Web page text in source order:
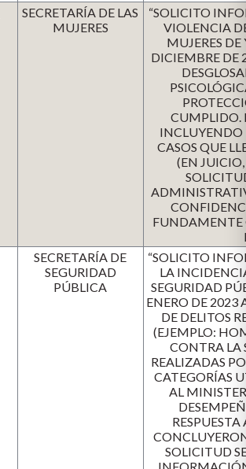
SECRETARÍA DE LAS
MUJERES
“SOLICITO
VIOLENCIA
MUJERES
DICIEMBRE DE
CUMPLIDO.
INCLUYENDO
CASOS QUE
(EN JUICIO,
FUNDAMENTE
SECRETARÍA DE
SEGURIDAD
PÚBLICA
“SOLICITO
LA
SEGURIDAD
ENERO DE 2023
DE DELITOS
(EJEMPLO:
CONTRA LA
REALIZADAS
CATEGORÍAS
AL
SOLICITUD